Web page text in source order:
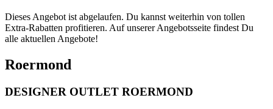
Dieses Angebot ist abgelaufen. Du kannst weiterhin von tollen
Extra-Rabatten profitieren. Auf unserer Angebotsseite findest Du
alle aktuellen Angebote!
Roermond
DESIGNER OUTLET ROERMOND